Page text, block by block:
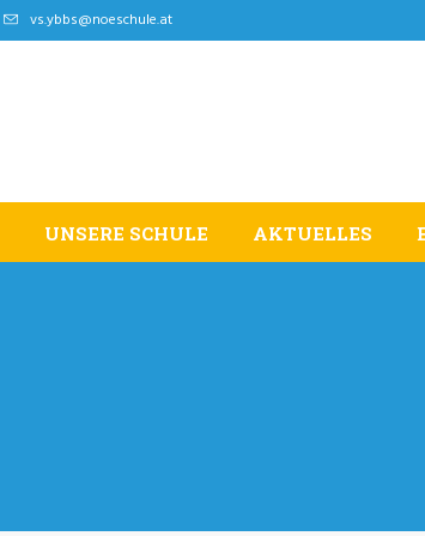
vs.ybbs@noeschule.at
UNSERE SCHULE AKTUELLES